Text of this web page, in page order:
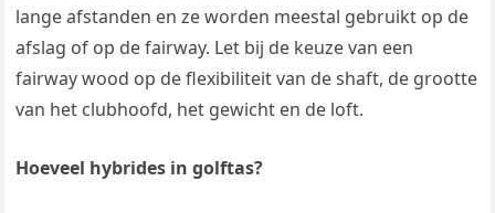
lange afstanden en ze worden meestal gebruikt op de
afslag of op de fairway. Let bij de keuze van een
fairway wood op de flexibiliteit van de shaft, de grootte
van het clubhoofd, het gewicht en de loft.
Hoeveel hybrides in golftas?